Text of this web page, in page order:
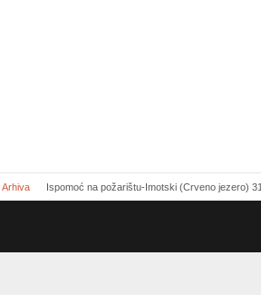
Arhiva Ispomoć na požarištu-Imotski (Crveno jezero)